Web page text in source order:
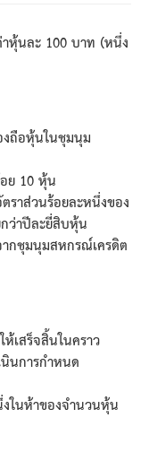
หุ้นละ 100 บาท (หนึ่ง
ถือหุ้นในชุมนุม
ย 10 หุ้น
ราส่วนร้อยละหนึ่งของ
ว่าปีละยี่สิบหุ้น
กชุมนุมสหกรณ์เครดิต
เสร็จสิ้นในคราว
นินการกำหนด
ในห้าของจำนวนหุ้น